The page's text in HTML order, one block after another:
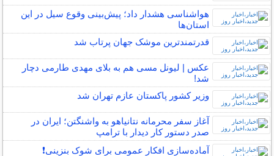
هواشناسی هشدار داد؛ پیش‌بینی وقوع سیل در این
استان‌ها
قدرتمندترین موشک جهان پرتاب شد
عکس | لیونل مسی هم به بلای مهدی طارمی دچار
شد!
وزیر کشور پاکستان عازم تهران شد
آغاز سفر محرمانه نتانیاهو به واشنگتن؛ ایران در
صدر دستور کار دیدار با ترامپ
آماده‌سازی افکار عمومی برای شوک بنزینی❗️